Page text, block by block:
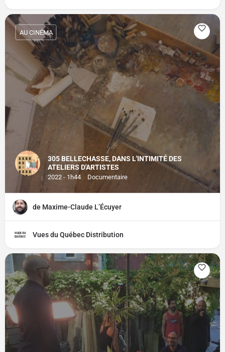
305 BELLECHASSE, DANS L'INTIMITÉ DES
ATELIERS D'ARTISTES
2022 - 1h44 Documentaire
AU CINÉMA
de Maxime-Claude L’Écuyer
Vues du Québec Distribution